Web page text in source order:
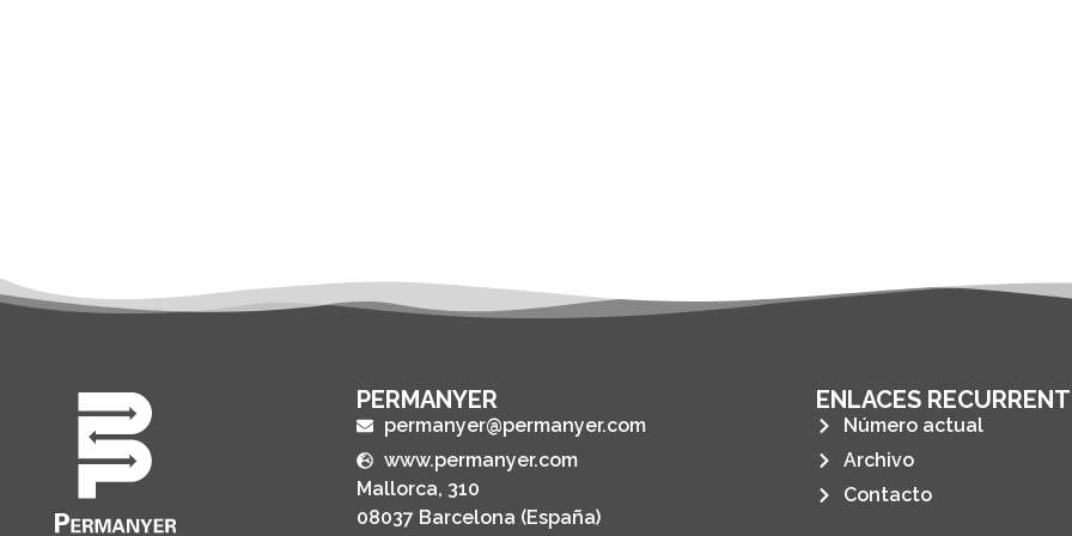
PERMANYER
permanyer@permanyer.com
www.permanyer.com
Mallorca, 310
08037 Barcelona (España)
ENLACES
Número actual
Archivo
Contacto